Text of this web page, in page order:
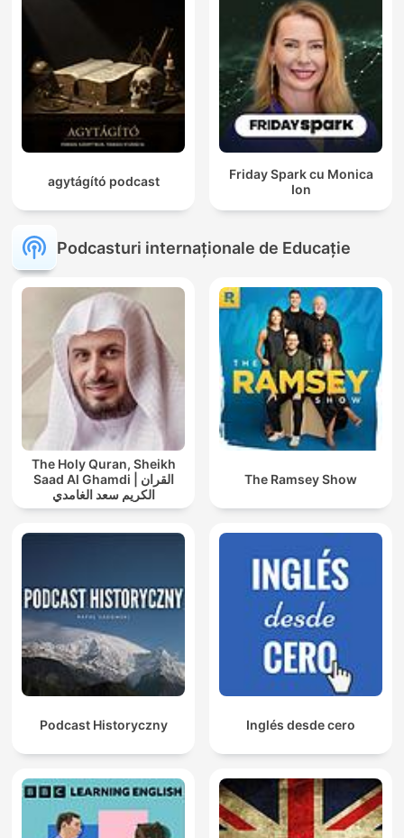
agytágító podcast
Friday Spark cu Monica
Ion
Podcasturi internaționale de Educație
The Holy Quran, Sheikh
Saad Al Ghamdi | القران
الكريم سعد الغامدي
The Ramsey Show
Podcast Historyczny Inglés desde cero